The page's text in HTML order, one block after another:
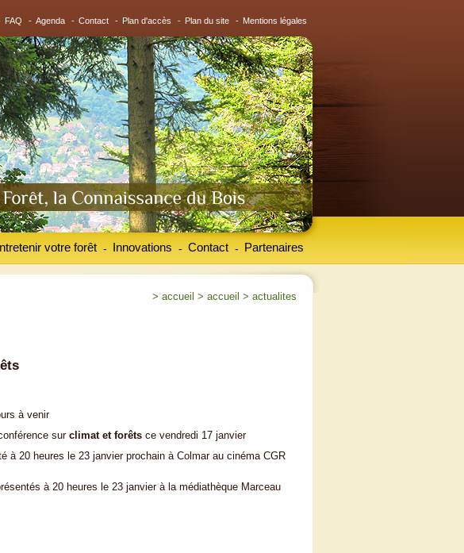
FAQ - Agenda - Contact - Plan d'accès - Plan du site - Mentions légales
votre forêt Innovations
- Contact
- Partenaires
-
> accueil > accueil > actualites
à venir
sur climat et forêtsce vendredi 17 janvier
à 20 heures le 23 janvier prochain à Colmar au cinéma CGR
à 20 heures le 23 janvier à la médiathèque Marceau